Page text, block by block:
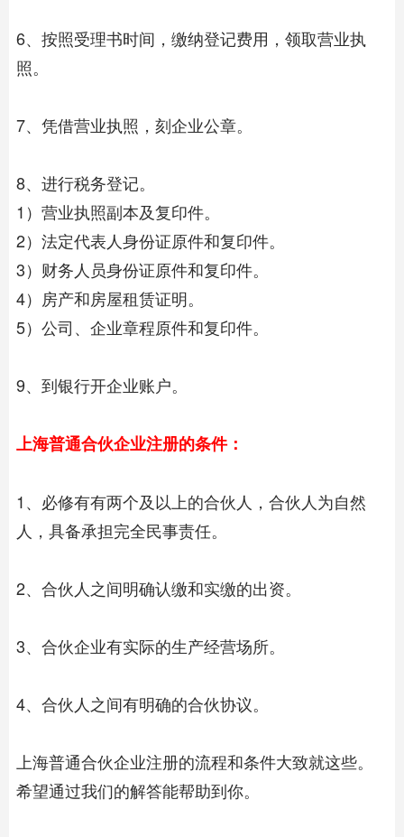
6、按照受理书时间，缴纳登记费用，领取营业执
照。
7、凭借营业执照，刻企业公章。
8、进行税务登记。
1）营业执照副本及复印件。
2）法定代表人身份证原件和复印件。
3）财务人员身份证原件和复印件。
4）房产和房屋租赁证明。
5）公司、企业章程原件和复印件。
9、到银行开企业账户。
上海普通合伙企业注册的条件：
1、必修有有两个及以上的合伙人，合伙人为自然
人，具备承担完全民事责任。
2、合伙人之间明确认缴和实缴的出资。
3、合伙企业有实际的生产经营场所。
4、合伙人之间有明确的合伙协议。
上海普通合伙企业注册的流程和条件大致就这些。
希望通过我们的解答能帮助到你。